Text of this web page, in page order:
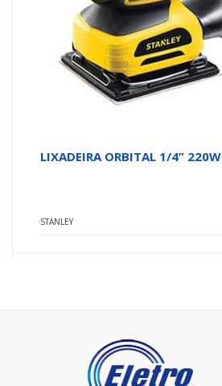
LIXADEIRA ORBITAL 1/4” 220W
STANLEY